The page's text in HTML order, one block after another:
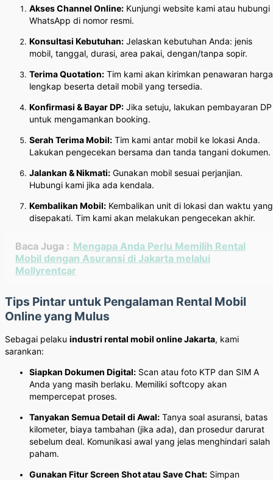
Akses Channel Online: Kunjungi website kami atau hubungi
WhatsApp di nomor resmi.
Konsultasi Kebutuhan: Jelaskan kebutuhan Anda: jenis
mobil, tanggal, durasi, area pakai, dengan/tanpa sopir.
Terima Quotation: Tim kami akan kirimkan penawaran harga
lengkap beserta detail mobil yang tersedia.
Konfirmasi & Bayar DP: Jika setuju, lakukan pembayaran DP
untuk mengamankan booking.
Serah Terima Mobil: Tim kami antar mobil ke lokasi Anda.
Lakukan pengecekan bersama dan tanda tangani dokumen.
Jalankan & Nikmati: Gunakan mobil sesuai perjanjian.
Hubungi kami jika ada kendala.
Kembalikan Mobil: Kembalikan unit di lokasi dan waktu yang
disepakati. Tim kami akan melakukan pengecekan akhir.
Baca Juga : Mengapa Anda Perlu Memilih Rental
Mobil dengan Asuransi di Jakarta melalui
Mollyrentcar
Tips Pintar untuk Pengalaman Rental Mobil
Online yang Mulus
Sebagai pelaku industri rental mobil online Jakarta, kami
sarankan:
Siapkan Dokumen Digital: Scan atau foto KTP dan SIM A
Anda yang masih berlaku. Memiliki softcopy akan
mempercepat proses.
Tanyakan Semua Detail di Awal: Tanya soal asuransi, batas
kilometer, biaya tambahan (jika ada), dan prosedur darurat
sebelum deal. Komunikasi awal yang jelas menghindari salah
paham.
Gunakan Fitur Screen Shot atau Save Chat: Simpan